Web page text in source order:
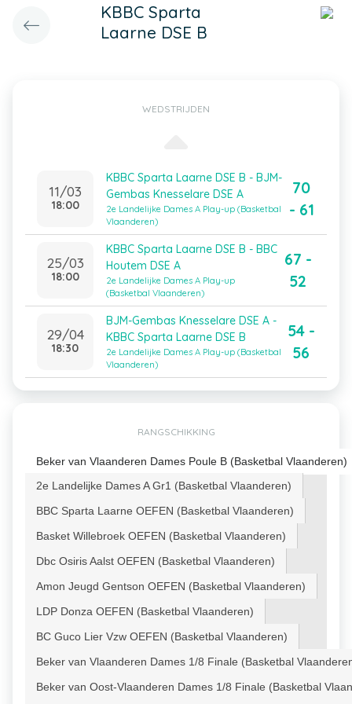
KBBC Sparta
Laarne DSE B
WEDSTRIJDEN
11/03
18:00
KBBC Sparta Laarne DSE B - BJM-
Gembas Knesselare DSE A
2e Landelijke Dames A Play-up (Basketbal
Vlaanderen)
70
- 61
25/03
18:00
KBBC Sparta Laarne DSE B - BBC
Houtem DSE A
2e Landelijke Dames A Play-up
(Basketbal Vlaanderen)
67 -
52
29/04
18:30
BJM-Gembas Knesselare DSE A -
KBBC Sparta Laarne DSE B
2e Landelijke Dames A Play-up (Basketbal
Vlaanderen)
54 -
56
RANGSCHIKKING
Beker van Vlaanderen Dames Poule B (Basketbal Vlaanderen)
2e Landelijke Dames A Gr1 (Basketbal Vlaanderen)
BBC Sparta Laarne OEFEN (Basketbal Vlaanderen)
Basket Willebroek OEFEN (Basketbal Vlaanderen)
Dbc Osiris Aalst OEFEN (Basketbal Vlaanderen)
Amon Jeugd Gentson OEFEN (Basketbal Vlaanderen)
LDP Donza OEFEN (Basketbal Vlaanderen)
BC Guco Lier Vzw OEFEN (Basketbal Vlaanderen)
Beker van Vlaanderen Dames 1/8 Finale (Basketbal
Beker van Oost-Vlaanderen Dames 1/8 Finale (Basketbal